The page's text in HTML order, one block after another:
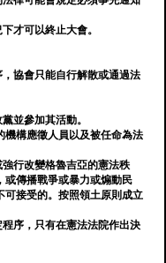
才可以終止大會。
協會只能自行解散或通過法
並參加其活動。
機構應徵人員以及被任命為法
行改變格魯吉亞的憲法秩
或傳播戰爭或暴力或煽動民
可接受的。按照領土原則成立
序，只有在憲法法院作出決